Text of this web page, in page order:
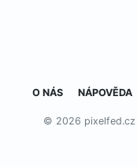
O NÁS NÁPOVĚDA
© 2026 pixelfed.cz